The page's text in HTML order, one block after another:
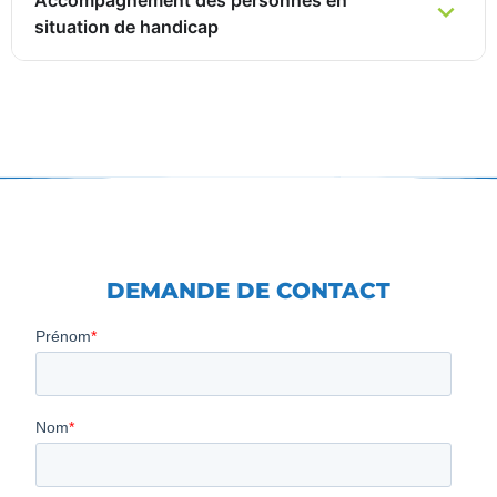
situation de handicap
DEMANDE DE CONTACT